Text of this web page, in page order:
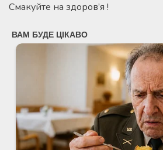
Смакуйте на здоров’я !